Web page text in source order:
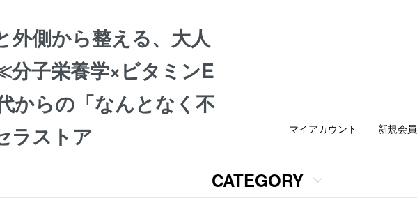
外側から整える、大人
子栄養学×ビタミンE
からの「なんとなく不
ラストア
CATEGORY
マイアカウント 新規会